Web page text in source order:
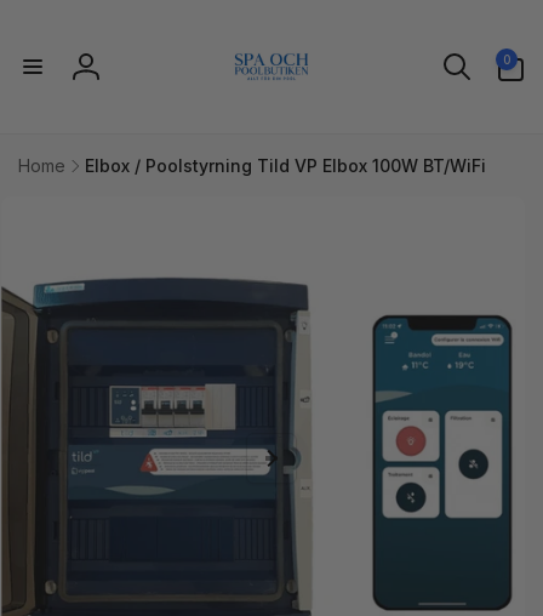
innehåll
Logga
0
artiklar
Home
Elbox / Poolstyrning Tild VP Elbox 100W BT/WiFi